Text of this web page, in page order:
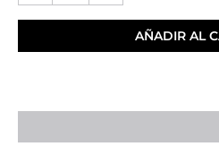
AÑADIR AL